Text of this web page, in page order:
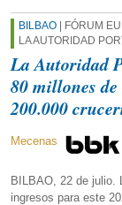
BILBAO | FÓRUM
LA AUTORIDAD
La Autoridad
80 millones
200.000
Mecenas
BILBAO, 22 de julio.
ingresos para este